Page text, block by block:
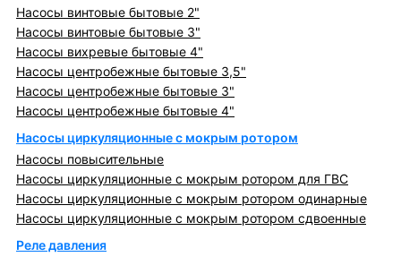
Насосы винтовые бытовые 2"
Насосы винтовые бытовые 3"
Насосы вихревые бытовые 4"
Насосы центробежные бытовые 3,5"
Насосы центробежные бытовые 3"
Насосы центробежные бытовые 4"
Насосы циркуляционные с мокрым ротором
Насосы повысительные
Насосы циркуляционные с мокрым ротором для ГВС
Насосы циркуляционные с мокрым ротором одинарные
Насосы циркуляционные с мокрым ротором сдвоенные
Реле давления